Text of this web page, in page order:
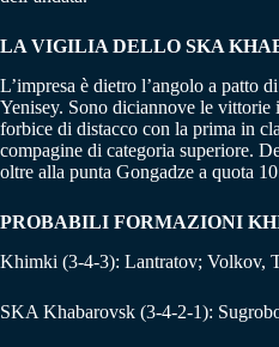
LA VIGILIA DELLO SKA
L’impresa è dietro l’angolo a patto
Yenisey. Sono diciannove le vittorie
forbice di distacco con la prima in
compagine di categoria superiore.
oltre alla punta Gongadze a quota
PROBABILI FORMAZIONI
Khimki (3-4-3): Lantratov; Volkov,
SKA Khabarovsk (3-4-2-1):